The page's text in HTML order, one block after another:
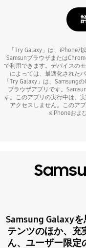
「Try Galaxy」は、
Samsunブラウザまたは
で利用できます。デバイスの
によっては、最適化された
「Try Galaxy」は、Samsung
ブラウザアプリです。
す。このアプリの実行中は、
アクセスしません。このア
※iPhoneおよ
Samsung Galaxy
テンツのほか、充
ん、ユーザー限定